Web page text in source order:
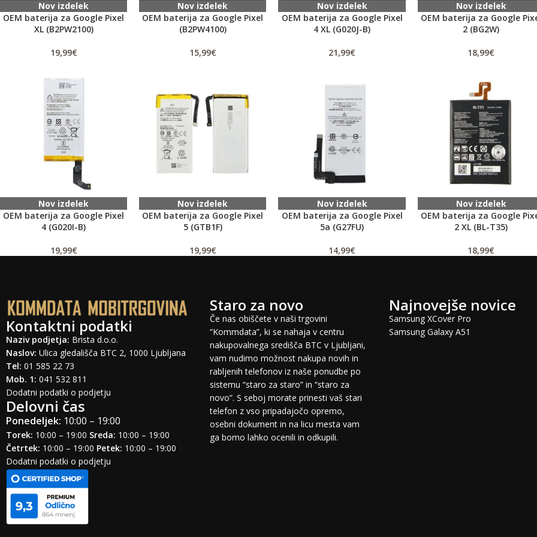
Nov izdelek
OEM baterija za Google Pixel
XL (B2PW2100)
19,99€
Nov izdelek
OEM baterija za Google Pixel
(B2PW4100)
15,99€
Nov izdelek
OEM baterija za Google Pixel
4 XL (G020J-B)
21,99€
Nov izdelek
OEM baterija za Google
2 (BG2W)
18,99€
Nov izdelek
OEM baterija za Google Pixel
4 (G020I-B)
19,99€
Nov izdelek
OEM baterija za Google Pixel
5 (GTB1F)
19,99€
Nov izdelek
OEM baterija za Google Pixel
5a (G27FU)
14,99€
Nov izdelek
OEM baterija za Google
2 XL (BL-T35)
18,99€
Kontaktni podatki
Naziv podjetja: Brista d.o.o.
Naslov: Ulica gledališča BTC 2, 1000 Ljubljana
Tel: 01 585 22 73
Mob. 1: 041 532 811
Dodatni podatki o podjetju
Delovni čas
Ponedeljek: 10:00 – 19:00
Torek: 10:00 – 19:00 Sreda: 10:00 – 19:00
Četrtek: 10:00 – 19:00 Petek: 10:00 – 19:00
Dodatni podatki o podjetju
Staro za novo
Če nas obiščete v naši trgovini
“Kommdata”, ki se nahaja v centru
nakupovalnega središča BTC v Ljubljani,
vam nudimo možnost nakupa novih in
rabljenih telefonov iz naše ponudbe po
sistemu “staro za staro” in “staro za
novo”. S seboj morate prinesti vaš stari
telefon z vso pripadajočo opremo,
osebni dokument in na licu mesta vam
ga bomo lahko ocenili in odkupili.
Najnovejše novice
Samsung XCover Pro
Samsung Galaxy A51